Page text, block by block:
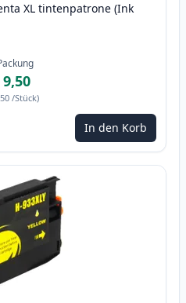
XL tintenpatrone (Ink
/Stück)
um anzupassenIn den Korb